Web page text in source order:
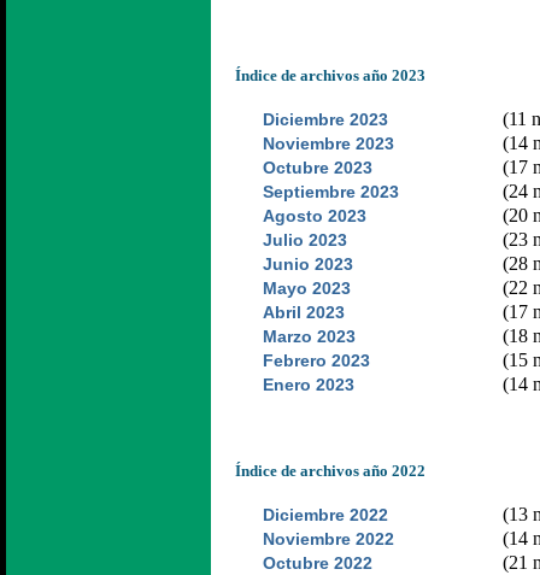
Índice de archivos año 2023
Diciembre 2023 (11
Noviembre 2023 (14
Octubre 2023 (17
Septiembre 2023 (24
Agosto 2023 (20
Julio 2023 (23
Junio 2023 (28
Mayo 2023 (22
Abril 2023 (17
Marzo 2023 (18
Febrero 2023 (15
Enero 2023 (14
Índice de archivos año 2022
Diciembre 2022 (13
Noviembre 2022 (14
Octubre 2022 (21